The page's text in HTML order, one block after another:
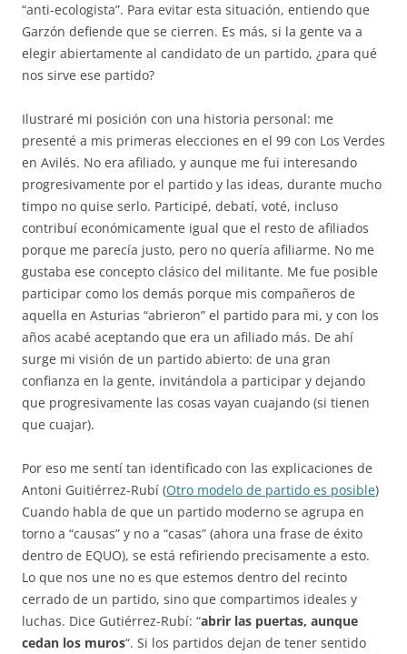
“anti-ecologista”. Para evitar esta situación, entiendo que
Garzón defiende que se cierren. Es más, si la gente va a
elegir abiertamente al candidato de un partido, ¿para qué
nos sirve ese partido?
Ilustraré mi posición con una historia personal: me
presenté a mis primeras elecciones en el 99 con Los Verdes
en Avilés. No era afiliado, y aunque me fui interesando
progresivamente por el partido y las ideas, durante mucho
timpo no quise serlo. Participé, debatí, voté, incluso
contribuí económicamente igual que el resto de afiliados
porque me parecía justo, pero no quería afiliarme. No me
gustaba ese concepto clásico del militante. Me fue posible
participar como los demás porque mis compañeros de
aquella en Asturias “abrieron” el partido para mi, y con los
años acabé aceptando que era un afiliado más. De ahí
surge mi visión de un partido abierto: de una gran
confianza en la gente, invitándola a participar y dejando
que progresivamente las cosas vayan cuajando (si tienen
que cuajar).
Por eso me sentí tan identificado con las explicaciones de
Antoni Guitiérrez-Rubí (Otro modelo de partido es posible)
Cuando habla de que un partido moderno se agrupa en
torno a “causas” y no a “casas” (ahora una frase de éxito
dentro de EQUO), se está refiriendo precisamente a esto.
Lo que nos une no es que estemos dentro del recinto
cerrado de un partido, sino que compartimos ideales y
luchas. Dice Gutiérrez-Rubí: “abrir las puertas, aunque
cedan los muros“. Si los partidos dejan de tener sentido